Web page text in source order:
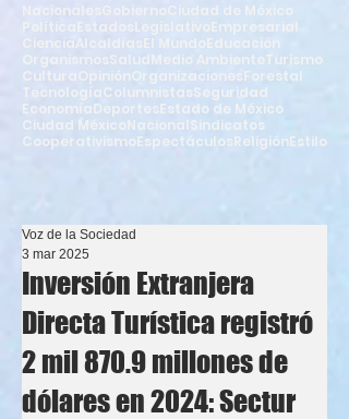
Nacionales Gobierno Ciudad de México
Política
Estados LegislativoEmpresarial
Ciencia AlcaldíasEl MundoEducación
OrganismosSaludMedio AmbienteTurismo
Cultura OpiniónOrganizacionesForestal
TecnologíaColumnistasSeguridad
EconomíaDeportesEstado de México
Ciudad MéxicoNacionalSindicatos
CooperativismoEspectáculosReligiónEstilo
Inversión Extranjera
Directa Turística registró
2 mil 870.9 millones de
dólares en 2024: Sectur
Voz de la Sociedad
3 mar 2025